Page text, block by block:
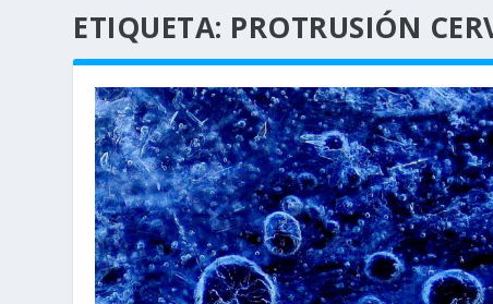
ETIQUETA: PROTRUSIÓN